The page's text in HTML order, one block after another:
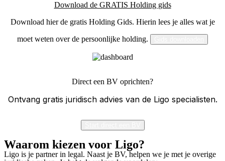
Download de GRATIS Holding gids
Download hier de gratis Holding Gids. Hierin lees je alles wat je
moet weten over de persoonlijke holding.
Direct een BV oprichten?
Ontvang gratis juridisch advies van de Ligo specialisten.
Waarom kiezen voor Ligo?
Ligo is je partner in legal. Naast je BV, helpen we je met je overige